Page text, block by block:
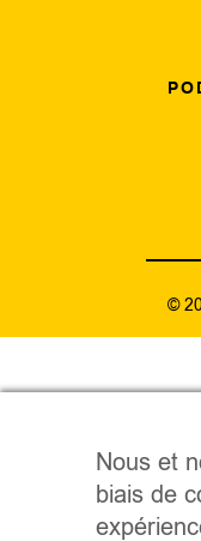
©
Nous et
biais de